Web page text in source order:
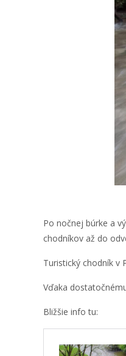
Po nočnej búrke a
chodníkov až do
Turistický chodník v
Vďaka
Bližšie info tu: